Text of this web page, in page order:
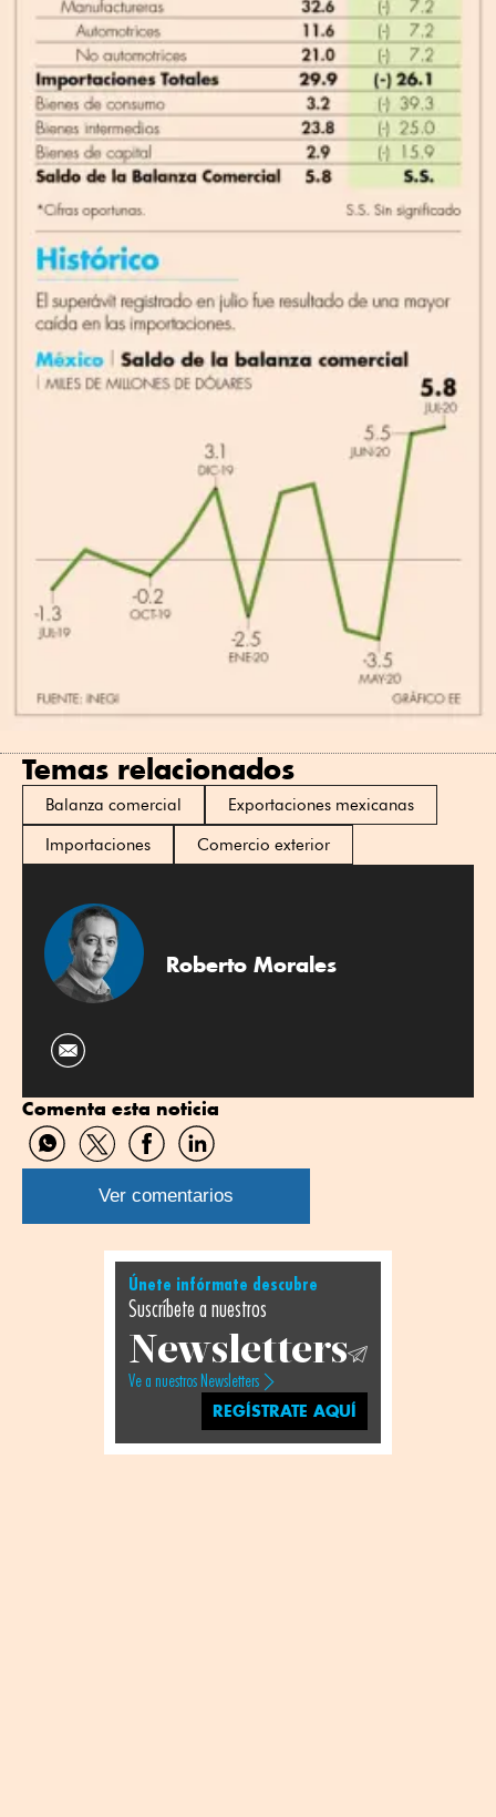
Temas relacionados
Balanza comercial
Exportaciones mexicanas
Importaciones
Comercio exterior
Roberto Morales
Comenta esta noticia
Compartir
por
WhatsApp
Compartir
por
Twitter
Compartir
por
Facebook
Compartir
por
Linkedin
Ver comentarios
Únete infórmate descubre
Suscríbete a nuestros
Newsletters
Ve a nuestros Newsletters
REGÍSTRATE AQUÍ